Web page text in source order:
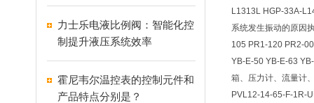
力士乐电液比例阀：智能化控
制提升液压系统效率
霍尼韦尔温控表的控制元件和
产品特点分别是？
L1313L HGP-33A-
系统发生振动的原因
105 PR1-120 PR2-
YB-E-50 YB-E-63
箱、压力计、流量计
PVL12-14-65-F-1R-